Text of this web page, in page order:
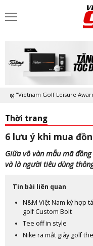
Golf Leisure Awards &
Thời trang
6 lưu ý khi mua
Giữa vô vàn mẫu mã
và là người tiêu dùng
Tin bài liên quan
N&M Việt Nam ký hợp
golf Custom Bolt
Tee off in style
Nike ra mắt giày golf